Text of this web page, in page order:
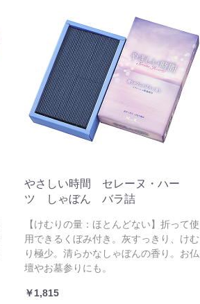
やさしい時間 セレーヌ・ハー
ツ しゃぼん バラ詰
【けむりの量：ほとんどない】折って使
用できるくぼみ付き。灰すっきり、けむ
り極少。清らかなしゃぼんの香り。お仏
壇やお墓参りにも。
￥1,815